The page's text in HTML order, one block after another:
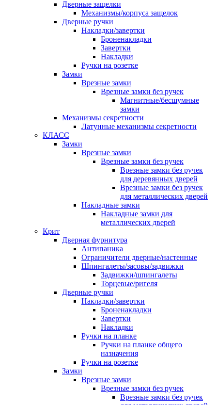
Дверные защелки
Механизмы/корпуса защелок
Дверные ручки
Накладки/завертки
Броненакладки
Завертки
Накладки
Ручки на розетке
Замки
Врезные замки
Врезные замки без ручек
Магнитные/бесшумные
замки
Механизмы секретности
Латунные механизмы секретности
КЛАСС
Замки
Врезные замки
Врезные замки без ручек
Врезные замки без ручек
для деревянных дверей
Врезные замки без ручек
для металлических дверей
Накладные замки
Накладные замки для
металлических дверей
Крит
Дверная фурнитура
Антипаника
Ограничители дверные/настенные
Шпингалеты/засовы/задвижки
Задвижки/шпингалеты
Торцевые/ригеля
Дверные ручки
Накладки/завертки
Броненакладки
Завертки
Накладки
Ручки на планке
Ручки на планке общего
назначения
Ручки на розетке
Замки
Врезные замки
Врезные замки без ручек
Врезные замки без ручек